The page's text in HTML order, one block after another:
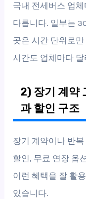
국내 전세버스 업
다릅니다. 일부는
곳은 시간 단위로
시간도 업체마다
2) 장기 계약
과 할인 구조
장기 계약이나 반
할인, 무료 연장 옵
이런 혜택을 잘 활
있습니다.